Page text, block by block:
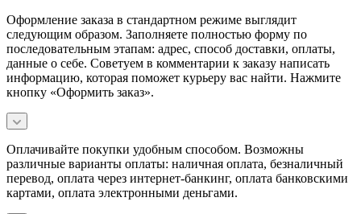
Оформление заказа в стандартном режиме выглядит
следующим образом. Заполняете полностью форму по
последовательным этапам: адрес, способ доставки, оплаты,
данные о себе. Советуем в комментарии к заказу написать
информацию, которая поможет курьеру вас найти. Нажмите
кнопку «Оформить заказ».
Оплачивайте покупки удобным способом. Возможны
различные варианты оплаты: наличная оплата, безналичный
перевод, оплата через интернет-банкинг, оплата банковскими
картами, оплата электронными деньгами.